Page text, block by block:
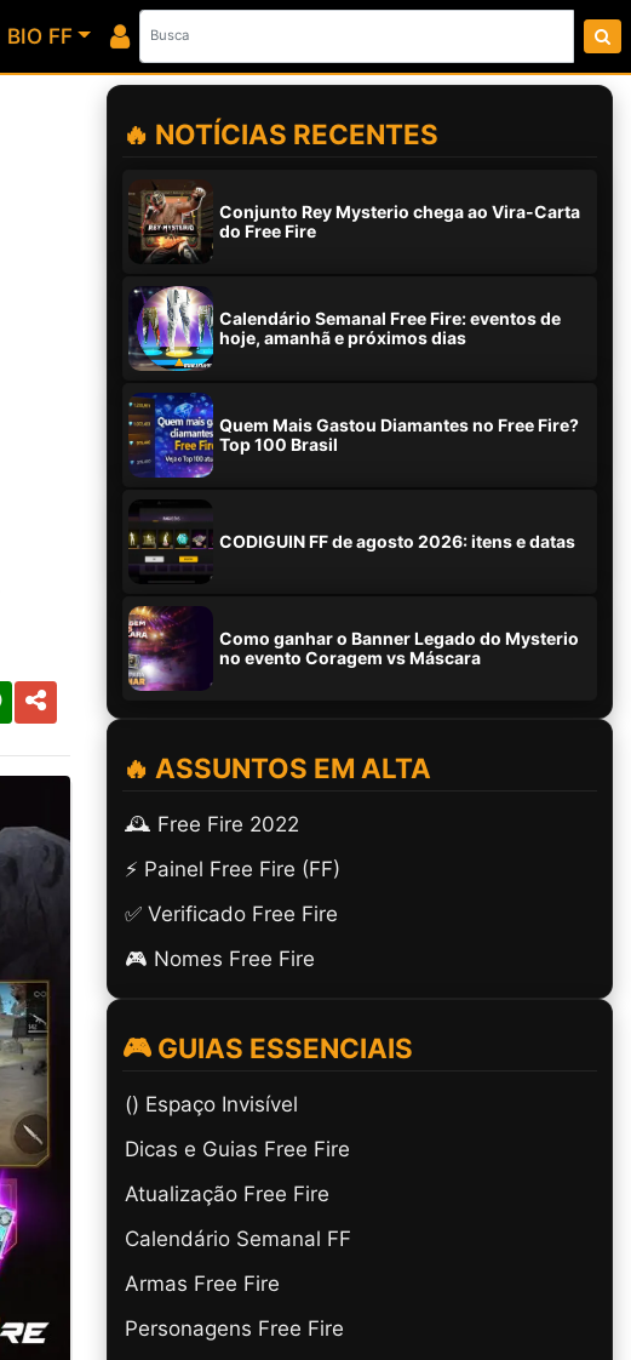
BIO FF
🔥 NOTÍCIAS RECENTES
Conjunto Rey Mysterio chega ao Vira-Carta
do Free Fire
Calendário Semanal Free Fire: eventos de
hoje, amanhã e próximos dias
Quem Mais Gastou Diamantes no Free Fire?
Top 100 Brasil
CODIGUIN FF de agosto 2026: itens e datas
Como ganhar o Banner Legado do Mysterio
no evento Coragem vs Máscara
🔥 ASSUNTOS EM ALTA
🕰️ Free Fire 2022
⚡ Painel Free Fire (FF)
✅ Verificado Free Fire
🎮 Nomes Free Fire
🎮 GUIAS ESSENCIAIS
(ㅤ) Espaço Invisível
Dicas e Guias Free Fire
Atualização Free Fire
Calendário Semanal FF
Armas Free Fire
Personagens Free Fire